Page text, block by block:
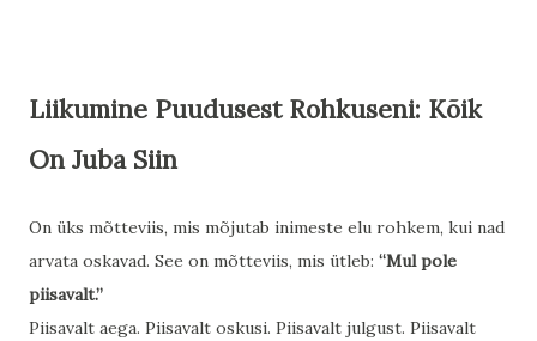
Liikumine Puudusest Rohkuseni: Kõik
On Juba Siin
On üks mõtteviis, mis mõjutab inimeste elu rohkem, kui nad
arvata oskavad. See on mõtteviis, mis ütleb: “Mul pole
piisavalt.”
Piisavalt aega. Piisavalt oskusi. Piisavalt julgust. Piisavalt